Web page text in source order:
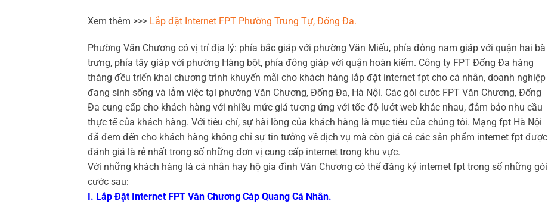
Xem thêm >>> Lắp đặt Internet FPT Phường Trung Tự, Đống Đa.
Phường Văn Chương có vị trí địa lý: phía bắc giáp với phường Văn Miếu, phía đông nam giáp với quận hai bà
trưng, phía tây giáp với phường Hàng bột, phía đông giáp với quận hoàn kiếm. Công ty FPT Đống Đa hàng
tháng đều triển khai chương trình khuyến mãi cho khách hàng lắp đặt internet fpt cho cá nhân, doanh nghiệp
đang sinh sống và lằm việc tại phường Văn Chương, Đống Đa, Hà Nội. Các gói cước FPT Văn Chương, Đống
Đa cung cấp cho khách hàng với nhiều mức giá tương ứng với tốc độ lướt web khác nhau, đảm bảo nhu cầu
thực tế của khách hàng. Với tiêu chí, sự hài lòng của khách hàng là mục tiêu của chúng tôi. Mạng fpt Hà Nội
đã đem đến cho khách hàng không chỉ sự tin tưởng về dịch vụ mà còn giá cả các sản phẩm internet fpt được
đánh giá là rẻ nhất trong số những đơn vị cung cấp internet trong khu vực.
Với những khách hàng là cá nhân hay hộ gia đình Văn Chương có thể đăng ký internet fpt trong số những gói
cước sau:
I. Lắp Đặt Internet FPT Văn Chương Cáp Quang Cá Nhân.